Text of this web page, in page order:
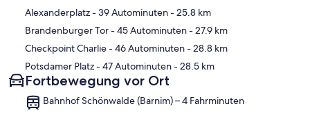
Alexanderplatz- 39 Autominuten- 25.8 km
Brandenburger Tor- 45 Autominuten- 27.9 km
Checkpoint Charlie- 46 Autominuten- 28.8 km
Potsdamer Platz- 47 Autominuten- 28.5 km
Fortbewegung vor Ort
Bahnhof Schönwalde (Barnim) – 4 Fahrminuten